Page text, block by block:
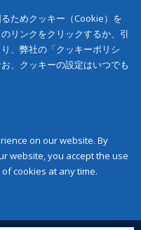
ためクッキー（Cookie）を
リンクをクリックするか、引
、弊社の「クッキーポリシ
、クッキーの設定はいつでも
on our website. By
website, you accept the use
cookies at any time.